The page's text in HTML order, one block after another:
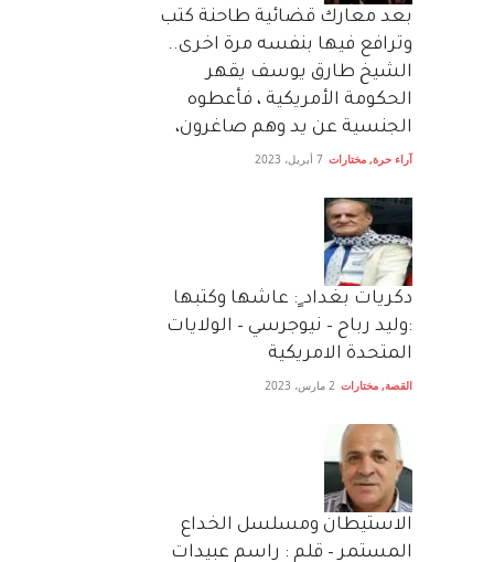
بعد معارك قضائية طاحنة كتب
وترافع فيها بنفسه مرة اخرى..
الشيخ طارق يوسف يقهر
الحكومة الأمريكية ، فأعطوه
الجنسية عن يد وهم صاغرون،
آراء حرة, مختارات 7 أبريل، 2023
دكريات بغداد ٍ: عاشها وكتبها
:وليد رباح – نيوجرسي – الولايات
المتحدة الامريكية
القصة, مختارات 2 مارس، 2023
الاستيطان ومسلسل الخداع
المستمر – قلم : راسم عبيدات